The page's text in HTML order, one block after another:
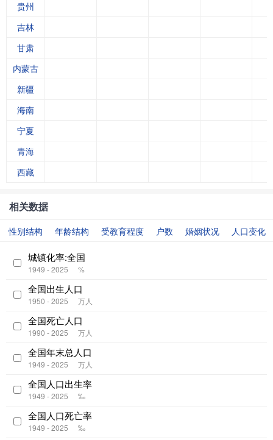
贵州
吉林
甘肃
内蒙古
新疆
海南
宁夏
青海
西藏
相关数据
性别结构 年龄结构 受教育程度 户数 婚姻状况 人口变化
城镇化率:全国
1949 - 2025 %
全国出生人口
1950 - 2025 万人
全国死亡人口
1990 - 2025 万人
全国年末总人口
1949 - 2025 万人
全国人口出生率
1949 - 2025 ‰
全国人口死亡率
1949 - 2025 ‰